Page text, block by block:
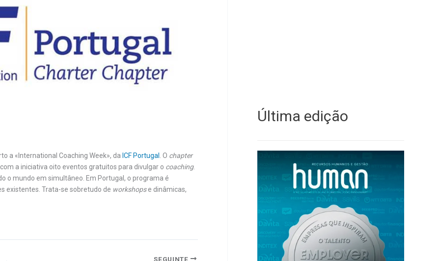
a «International Coaching Week», da ICF Portugal . O chapter
a iniciativa oito eventos gratuitos para divulgar o coaching.
o mundo em simultâneo. Em Portugal, o programa é
existentes. Trata-se sobretudo de workshopse dinâmicas,
SEGUINTE
Última edição